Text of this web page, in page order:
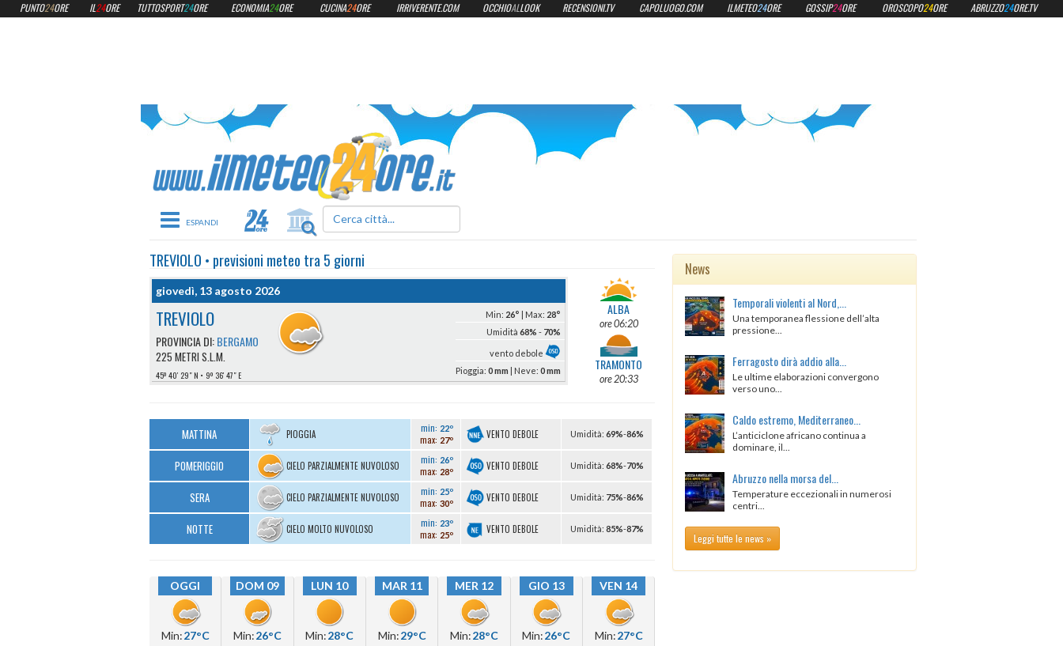
ilmeteo24ore.it
Toggle navigation
TREVIOLO • previsioni meteo tra 5 giorni
giovedì, 13 agosto 2026
TREVIOLO
PROVINCIA DI:BERGAMO
225 METRI S.L.M.
45º 40′ 29″ N 9º 36′ 47″ E
Min: 26° | Max: 28°
Umidità68%- 70%
vento debole
Pioggia:0 mm | Neve:0 mm
ALBA
ore 06:20
TRAMONTO
ore 20:33
MATTINA PIOGGIA min: 22º
max: 27º VENTO DEBOLE Umidità: 69%-86%
POMERIGGIO CIELO PARZIALMENTE NUVOLOSO min: 26º
max: 28º VENTO DEBOLE Umidità: 68%-70%
SERA CIELO PARZIALMENTE NUVOLOSO min: 25º
max: 30º VENTO DEBOLE Umidità: 75%-86%
NOTTE CIELO MOLTO NUVOLOSO min: 23º
max: 25º VENTO DEBOLE Umidità: 85%-87%
OGGI
Min:27°C
DOM 09
Min:26°C
LUN 10
Min:28°C
MAR 11
Min:29°C
MER 12
Min:28°C
GIO 13
Min:26°C
VEN 14
Min:27°C
News
Temporali violenti al Nord,...
Una temporanea flessione dell’alta
pressione...
Ferragosto dirà addio alla...
Le ultime elaborazioni convergono
verso uno...
Caldo estremo, Mediterraneo...
L’anticiclone africano continua a
dominare, il...
Abruzzo nella morsa del...
Temperature eccezionali in numerosi
centri...
Leggi tutte le news »
PUNTO24ORE IL24ORE TUTTOSPORT24ORE ECONOMIA24ORE CUCINA24ORE IRRIVERENTE.COM OCCHIOALLOOK RECENSIONI.TV CAPOLUOGO.COM ILMETEO24ORE GOSSIP24ORE OROSCOPO24ORE ABRUZZO24ORE.TV